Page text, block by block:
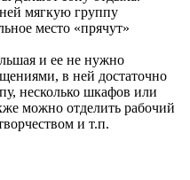
мягкую группу
место «прячут»
и ее не нужно
в ней достаточно
несколько шкафов или
можно отделить рабочий
и т.п.